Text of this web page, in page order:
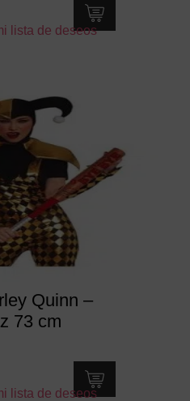
lista de deseos
Quinn –
73 cm
lista de deseos